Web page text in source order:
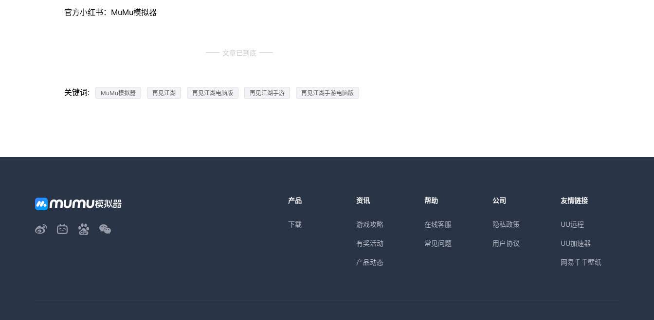
官方小红书：MuMu模拟器
文章已到底
关键词: MuMu模拟器 再见江湖 再见江湖电脑版 再见江湖手游 再见江湖手游电脑版
产品
下载
资讯
游戏攻略
有奖活动
产品动态
帮助
在线客服
常见问题
公司
隐私政策
用户协议
友情链接
UU远程
UU加速器
网易千千壁纸